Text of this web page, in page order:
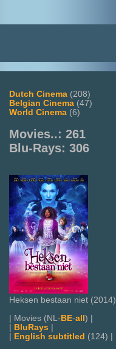
Dutch Cinema (208)
Belgian Cinema (47)
World Cinema (6)
Movies..: 261
Blu-Rays: 306
Heksen bestaan niet (2014)
| Movies (NL- BE-all ) |
BluRays
English subtitled (124) |